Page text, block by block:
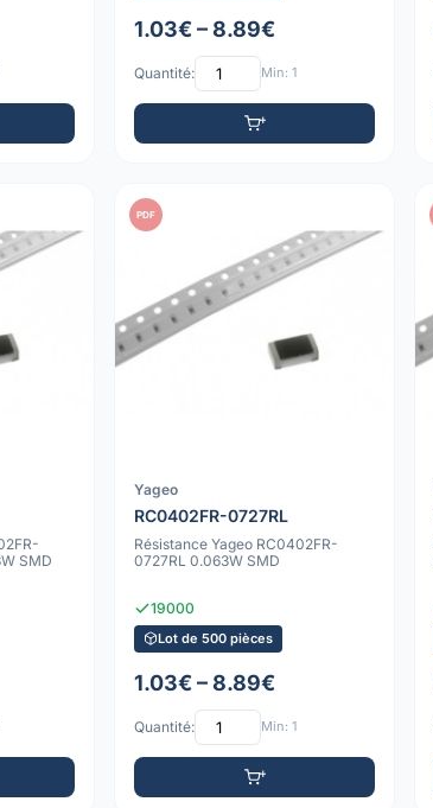
1.03€ – 8.89€
Quantité: Min: 1
SMD
PDF
Yageo
RC0402FR-0727RL
Résistance Yageo RC0402FR-
0727RL 0.063W SMD
19000
Lot de 500 pièces
1.03€ – 8.89€
Quantité: Min: 1